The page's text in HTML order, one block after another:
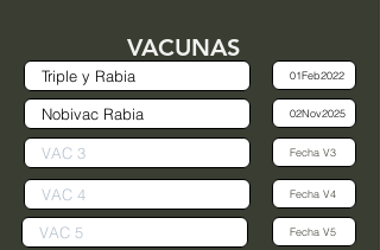
VACUNAS